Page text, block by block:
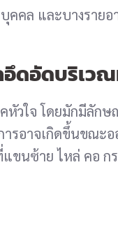
คคล และบางราย
อึดอัดบริเว
หัวใจ โดยมักมีลัก
รอาจเกิดขึ้นขณะ
ขนซ้าย ไหล่ คอ ก